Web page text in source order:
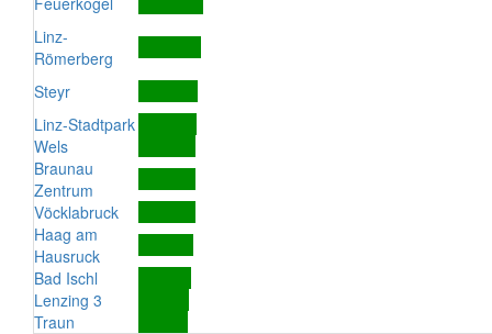
Linz-
Römerberg
Steyr
Linz-Stadtpark
Wels
Braunau
Zentrum
Vöcklabruck
Haag am
Hausruck
Bad Ischl
Lenzing 3
Traun